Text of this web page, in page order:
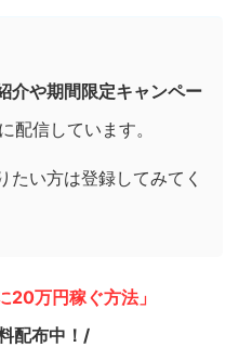
介や期間限定キャンペー
配信しています。
たい方は登録してみてく
20万円稼ぐ方法」
配布中！/